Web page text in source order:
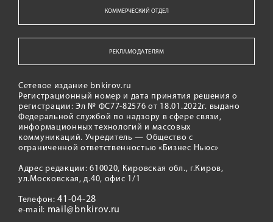
КОММЕРЧЕСКИЙ ОТДЕЛ
РЕКЛАМОДАТЕЛЯМ
Сетевое издание bnkirov.ru
Регистрационный номер и дата принятия решения о
регистрации: Эл № ФС77-82576 от 18.01.2022г. выдано
Федеральной службой по надзору в сфере связи,
информационных технологий и массовых
коммуникаций. Учредитель — Общество с
ограниченной ответственностью «Бизнес Ньюс»
Адрес редакции: 610020, Кировская обл., г.Киров,
ул.Московская, д.40, офис 1/1
Телефон:41-04-28
e-mail: mail@bnkirov.ru